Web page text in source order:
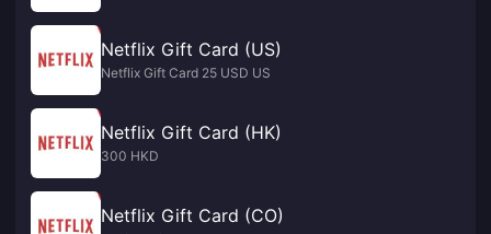
Netflix Gift Card (US)
Netflix Gift Card 25 USD US
Netflix Gift Card (HK)
300 HKD
Netflix Gift Card (CO)